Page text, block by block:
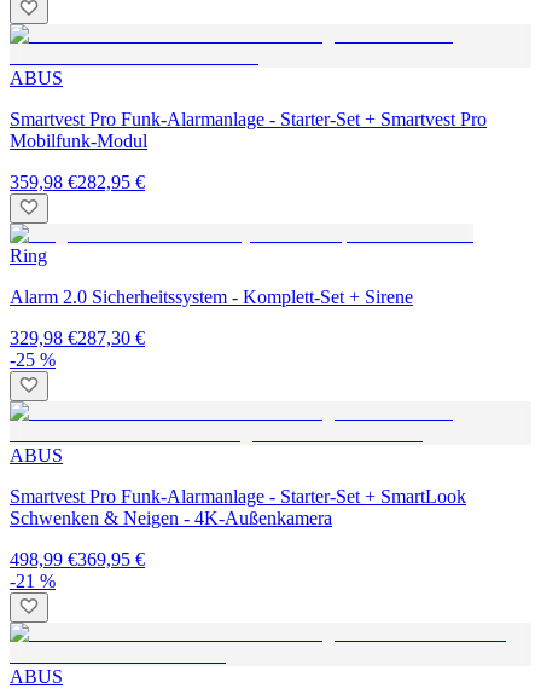
ABUS
Smartvest Pro Funk-Alarmanlage - Starter-Set + Smartvest Pro
Mobilfunk-Modul
359,98 €282,95 €
Ring
Alarm 2.0 Sicherheitssystem - Komplett-Set + Sirene
329,98 €287,30 €
-25 %
ABUS
Smartvest Pro Funk-Alarmanlage - Starter-Set + SmartLook
Schwenken & Neigen - 4K-Außenkamera
498,99 €369,95 €
-21 %
ABUS